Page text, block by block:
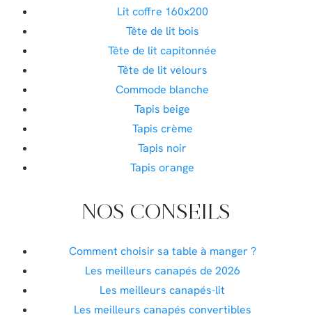
Lit coffre 160x200
Tête de lit bois
Tête de lit capitonnée
Tête de lit velours
Commode blanche
Tapis beige
Tapis crème
Tapis noir
Tapis orange
NOS CONSEILS
Comment choisir sa table à manger ?
Les meilleurs canapés de 2026
Les meilleurs canapés-lit
Les meilleurs canapés convertibles